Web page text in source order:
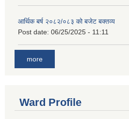
आर्थिक बर्ष २०८२/०८३ को बजेट बक्तव्य
Post date: 06/25/2025 - 11:11
more
Ward Profile